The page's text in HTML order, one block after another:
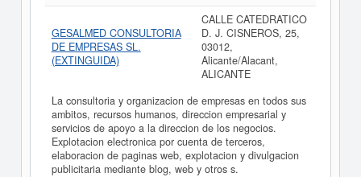
GESALMED CONSULTORIA
DE EMPRESAS SL.
(EXTINGUIDA)
CALLE CATEDRATICO
D. J. CISNEROS, 25,
03012,
Alicante/Alacant,
ALICANTE
La consultoria y organizacion de empresas en todos sus
ambitos, recursos humanos, direccion empresarial y
servicios de apoyo a la direccion de los negocios.
Explotacion electronica por cuenta de terceros,
elaboracion de paginas web, explotacion y divulgacion
publicitaria mediante blog, web y otros s.